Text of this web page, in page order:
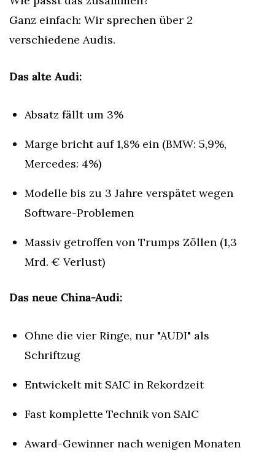
Ganz einfach: Wir sprechen über 2
verschiedene Audis.
Das alte Audi:
Absatz fällt um 3%
Marge bricht auf 1,8% ein (BMW: 5,9%,
Mercedes: 4%)
Modelle bis zu 3 Jahre verspätet wegen
Software-Problemen
Massiv getroffen von Trumps Zöllen (1,3
Mrd. € Verlust)
Das neue China-Audi:
Ohne die vier Ringe, nur "AUDI" als
Schriftzug
Entwickelt mit SAIC in Rekordzeit
Fast komplette Technik von SAIC
Award-Gewinner nach wenigen Monaten